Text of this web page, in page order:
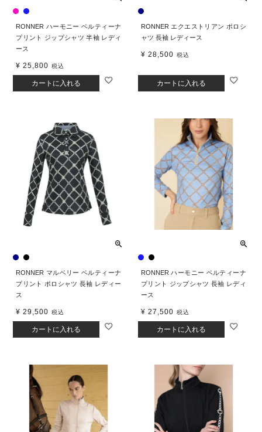
RONNER ハーモニー ベルティーナ
プリント ジップシャツ 半袖 レディ
ース
¥ 25,800 税込
カートに入れる
RONNER エクエストリアン ポロシ
ャツ 長袖 レディース
¥ 28,500 税込
カートに入れる
RONNER マルベリー ベルティーナ
プリント ポロシャツ 長袖 レディー
ス
¥ 29,500 税込
カートに入れる
RONNER ハーモニー ベルティーナ
プリント ジップシャツ 長袖 レディ
ース
¥ 27,500 税込
カートに入れる